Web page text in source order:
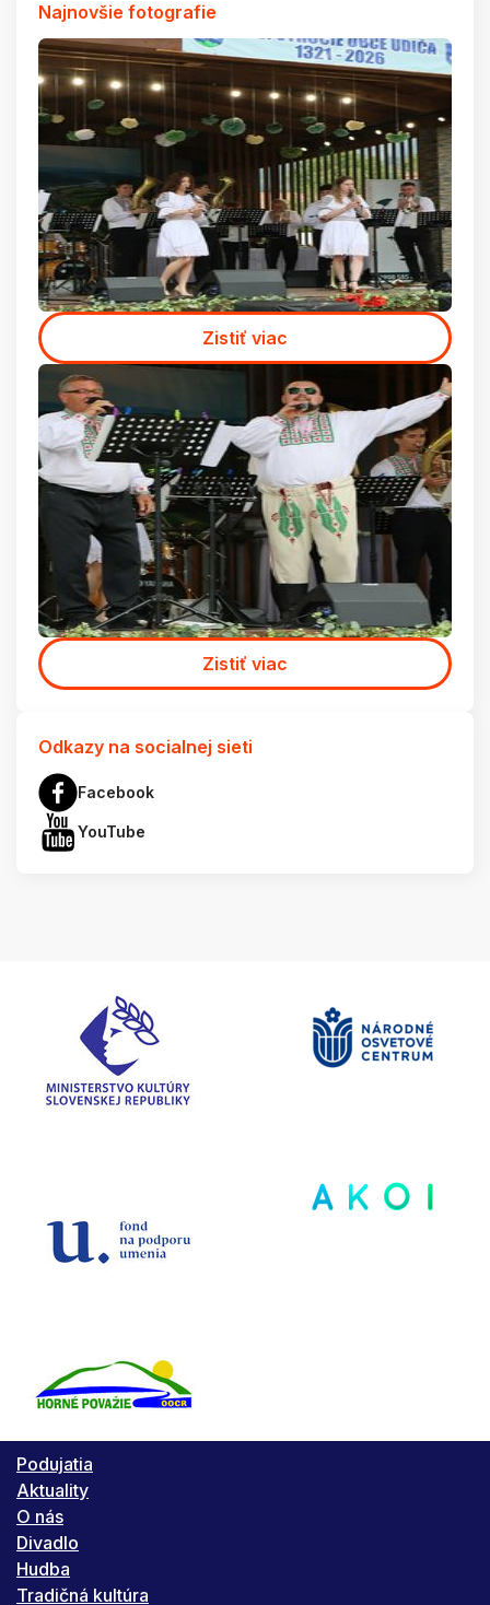
Najnovšie fotografie
Zistiť viac
Zistiť viac
Odkazy na socialnej sieti
Facebook
YouTube
Podujatia
Aktuality
O nás
Divadlo
Hudba
Tradičná kultúra